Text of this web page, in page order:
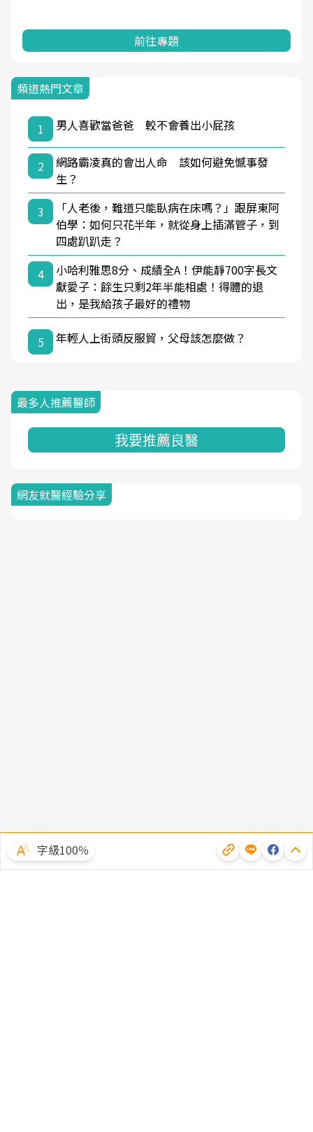
前往專題
頻道熱門文章
1 男人喜歡當爸爸 較不會養出小屁孩
2
網路霸凌真的會出人命 該如何避免憾事發
生？
3
「人老後，難道只能臥病在床嗎？」跟屏東阿
伯學：如何只花半年，就從身上插滿管子，到
四處趴趴走？
4
小哈利雅思8分、成績全A！伊能靜700字長文
獻愛子：餘生只剩2年半能相處！得體的退
出，是我給孩子最好的禮物
5 年輕人上街頭反服貿，父母該怎麼做？
最多人推薦醫師
我要推薦良醫
網友就醫經驗分享
字級100％